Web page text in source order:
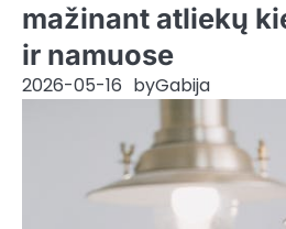
mažinant atliekų
ir namuose
2026-05-16 byGabija